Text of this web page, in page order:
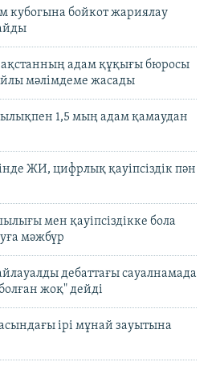
кубогына бойкот жариялау
адам құқығы бюросы
мәлімдеме жасады
1,5 мың адам қамаудан
ЖИ, цифрлық қауіпсіздік пән
мен қауіпсіздікке бола
мәжбүр
дебаттағы сауалнамада
жоқ" дейді
ірі мұнай зауытына